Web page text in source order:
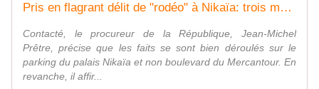
Pris en flagrant délit de "rodéo" à Nikaïa: trois motos confisquées, un policier frappé
Contacté, le procureur de la République, Jean-Michel
Prêtre, précise que les faits se sont bien déroulés sur le
parking du palais Nikaïa et non boulevard du Mercantour. En
revanche, il affir...